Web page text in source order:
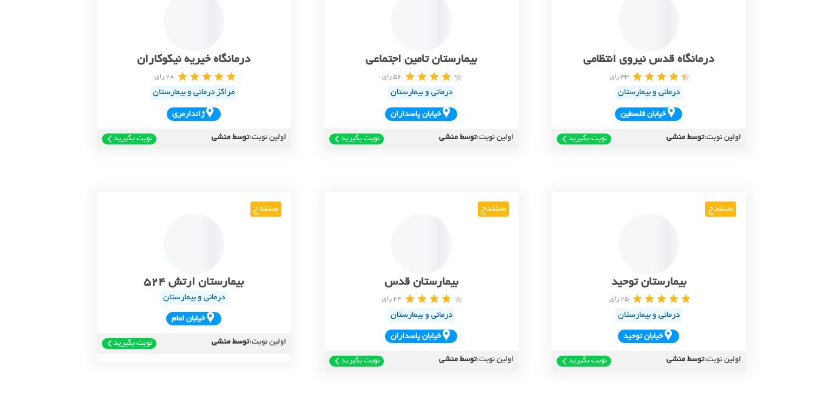
درمانگاه قدس نیروی انتظامی
33 رای
درمانی و بیمارستان
خيابان فلسطين
اولین نوبت:توسط منشی نوبت بگیرید
بیمارستان تأمین اجتماعی
56 رای
درمانی و بیمارستان
خيابان پاسداران
اولین نوبت:توسط منشی نوبت بگیرید
درمانگاه خیریه نیکوکاران
28 رای
مراکز درمانی و بیمارستان
ژاندارمري
اولین نوبت:توسط منشی نوبت بگیرید
سنندج
بیمارستان توحید
25 رای
درمانی و بیمارستان
خيابان توحيد
اولین نوبت:توسط منشی نوبت بگیرید
سنندج
بیمارستان قدس
24 رای
درمانی و بیمارستان
خيابان پاسداران
اولین نوبت:توسط منشی نوبت بگیرید
سنندج
بیمارستان ارتش 524
درمانی و بیمارستان
خيابان امام
اولین نوبت:توسط منشی نوبت بگیرید